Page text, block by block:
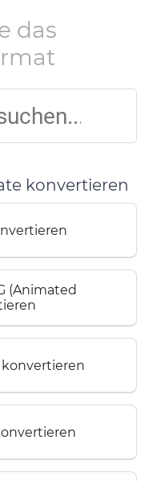
das
konvertieren
(Animated
konvertieren